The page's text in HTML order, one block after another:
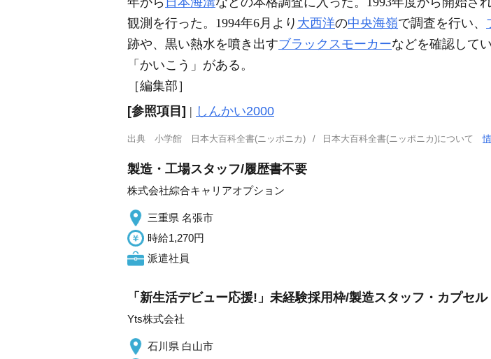
観測を行った。1994年6月より 大西洋の中央海嶺で調査を行い、
跡や、黒い熱水を噴き出すブラックスモーカーなどを確認して
「かいこう」がある。
［編集部］
[参照項目] | しんかい2000
出典 小学館 日本大百科全書(ニッポニカ) 日本大百科全書(ニッポニカ)について
製造・工場スタッフ/履歴書不要
株式会社綜合キャリアオプション
三重県 名張市
時給1,270円
派遣社員
「新生活デビュー応援!」未経験採用枠/製造スタッフ・カプセ
Yts株式会社
石川県 白山市